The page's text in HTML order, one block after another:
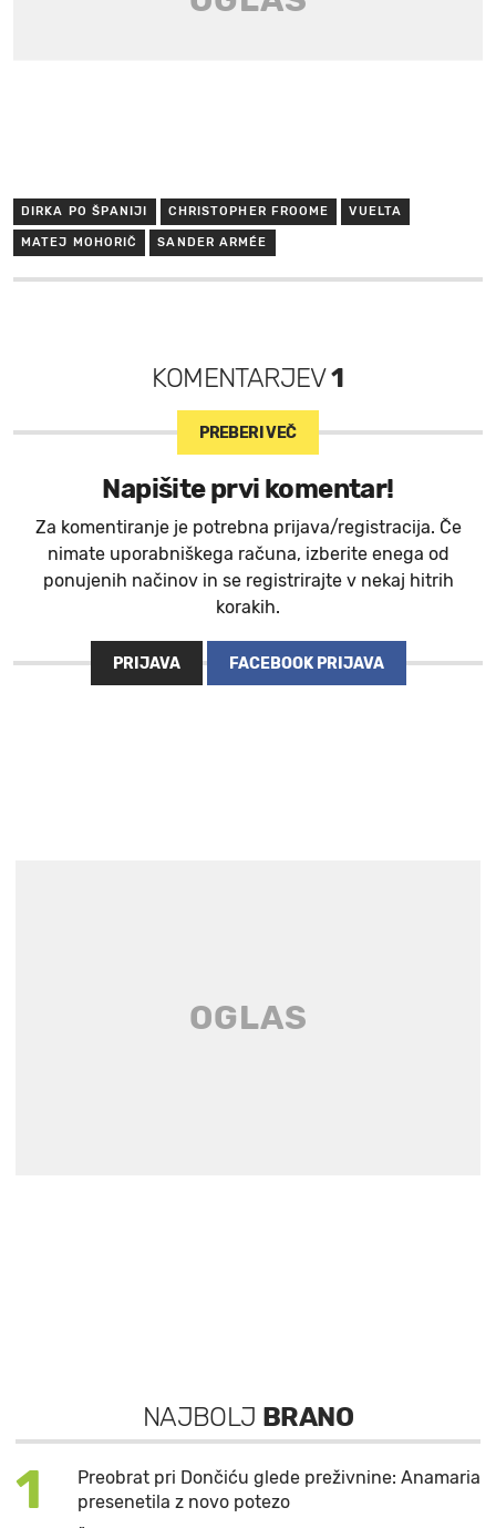
DIRKA PO ŠPANIJI CHRISTOPHER FROOME VUELTA
MATEJ MOHORIČ SANDER ARMÉE
KOMENTARJEV1
PREBERI VEČ
Napišite prvi komentar!
Za komentiranje je potrebna prijava/registracija. Če
nimate uporabniškega računa, izberite enega od
ponujenih načinov in se registrirajte v nekaj hitrih
korakih.
PRIJAVA FACEBOOK PRIJAVA
NAJBOLJ BRANO
1
Preobrat pri Dončiću glede preživnine: Anamaria
presenetila z novo potezo